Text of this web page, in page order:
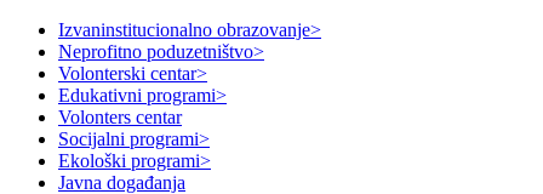
Izvaninstitucionalno obrazovanje>
Neprofitno poduzetništvo>
Volonterski centar>
Edukativni programi>
Volonters centar
Socijalni programi>
Ekološki programi>
Javna događanja